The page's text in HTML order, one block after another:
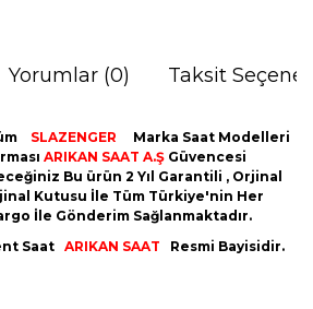
Yorumlar (0) Taksit
SLAZENGER
Marka Saat Modelleri
ARIKAN SAAT A.Ş Güvencesi
Bu ürün 2 Yıl Garantili , Orjinal
Kutusu İle Tüm Türkiye'nin Her
İle Gönderim Sağlanmaktadır.
Saat ARIKAN SAAT Resmi Bayisidir.